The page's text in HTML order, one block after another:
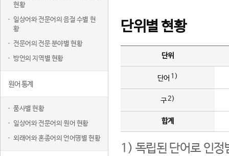
현황
일상어와 전문어의 음절 수별 현
황
전문어의 전문 분야별 현황
방언의 지역별 현황
원어 통계
품사별 현황
일상어와 전문어의 원어 현황
외래어와 혼종어의 언어명별 현황
단위별 현황
단위
단어 1)
구2)
합계
1) 독립된 단어로 인정